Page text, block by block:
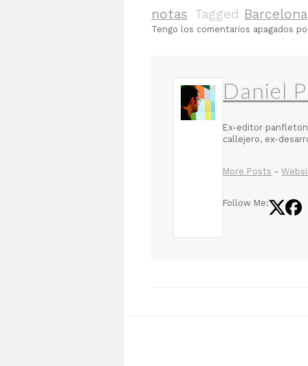
notas Tagged Barcelona
Tengo los comentarios apagados
Daniel
Ex-editor
callejero, ex-
More Posts -
Follow Me: